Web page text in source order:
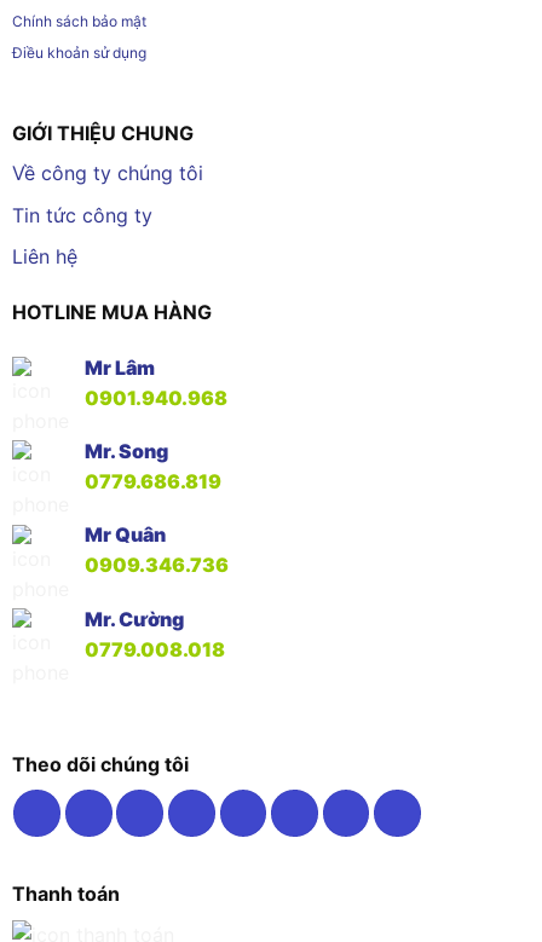
Chính sách bảo mật
Điều khoản sử dụng
GIỚI THIỆU CHUNG
Về công ty chúng tôi
Tin tức công ty
Liên hệ
HOTLINE MUA HÀNG
Mr Lâm
0901.940.968
Mr. Song
0779.686.819
Mr Quân
0909.346.736
Mr. Cường
0779.008.018
Theo dõi chúng tôi
Thanh toán